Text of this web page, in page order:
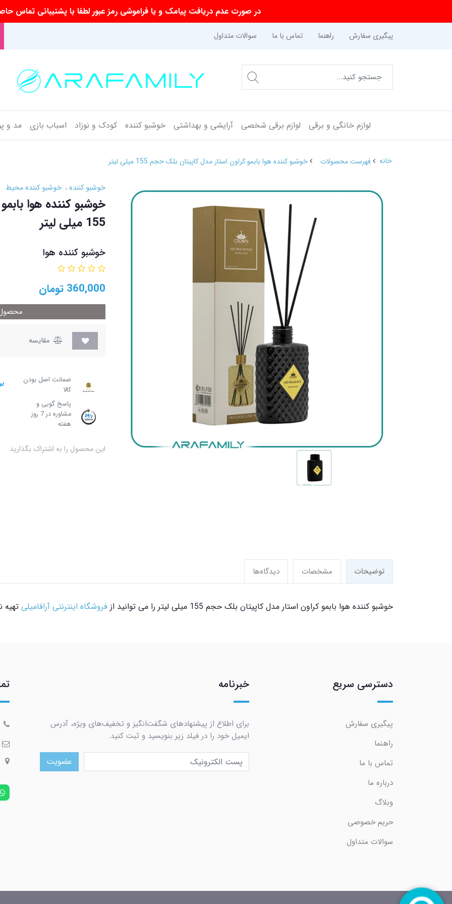
در صورت عدم دریافت پیامک و یا فراموشی رمز عبور لطفا با پشتیبانی تماس
پیگیری سفارش راهنما تماس با ما سوالات متداول
لوازم خانگی و برقی لوازم برقی شخصی آرایشی و بهداشتی خوشبو کننده کودک و نوزاد اسباب بازی مد و
خانه فهرست محصولات خوشبو کننده هوا بابمو کراون استار مدل کاپیتان بلک حجم 155 میلی لیتر
خوشبو کننده خوشبو کننده محیط
خوشبو کننده هوا
155 میلی لیتر
خوشبو کننده هوا
360,000 تومان
مقایسه
ضمانت اصل بودن
کالا
پاسخ گویی و
مشاوره در 7 روز
هفته
این محصول را به اشتراک بگذارید
توضیحات مشخصات دیدگاه‌ها
خوشبو کننده هوا بابمو کراون استار مدل کاپیتان بلک حجم 155 میلی لیتر را می توانید از فروشگاه اینترنتی آرافامیلی تهیه
دسترسی سریع
پیگیری سفارش
راهنما
تماس با ما
درباره ما
وبلاگ
حریم خصوصی
سوالات متداول
خبرنامه
برای اطلاع از پیشنهادهای شگفت‌انگیز و تخفیف‌های ویژه، آدرس
ایمیل خود را در فیلد زیر بنویسید و ثبت کنید.
عضویت